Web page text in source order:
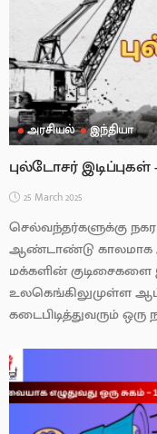
அரசியல் இந்தியா
புல்டோசர் இடிப்புகள்
25 March 2025
செல்வந்தர்களுக்கு
ஆண்டாண்டு காலமாக
மக்களின் குடிசைகளை
உலகெங்கிலுமுள்ள
கடைபிடித்துவரும்